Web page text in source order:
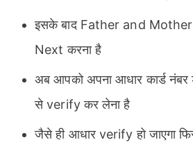
इसके बाद Father and
Next करना है
अब आपको अपना आधार कार्ड
से verify कर लेना है
जैसे ही आधार verify हो जाएगा